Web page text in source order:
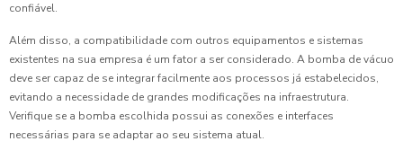
confiável.
Além disso, a compatibilidade com outros equipamentos e sistemas
existentes na sua empresa é um fator a ser considerado. A bomba de vácuo
deve ser capaz de se integrar facilmente aos processos já estabelecidos,
evitando a necessidade de grandes modificações na infraestrutura.
Verifique se a bomba escolhida possui as conexões e interfaces
necessárias para se adaptar ao seu sistema atual.